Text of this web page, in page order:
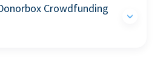
Crowdfunding